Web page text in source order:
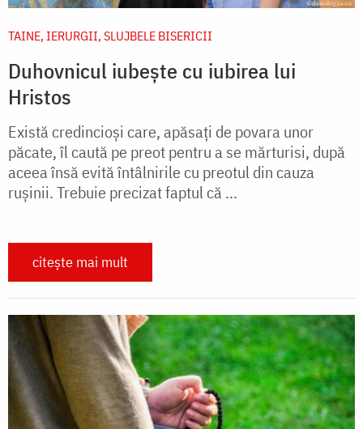
TAINE, IERURGII, SLUJBELE BISERICII
Duhovnicul iubește cu iubirea lui
Hristos
Există credincioși care, apăsați de povara unor
păcate, îl caută pe preot pentru a se mărturisi, după
aceea însă evită întâlnirile cu preotul din cauza
rușinii. Trebuie precizat faptul că ...
citește mai mult